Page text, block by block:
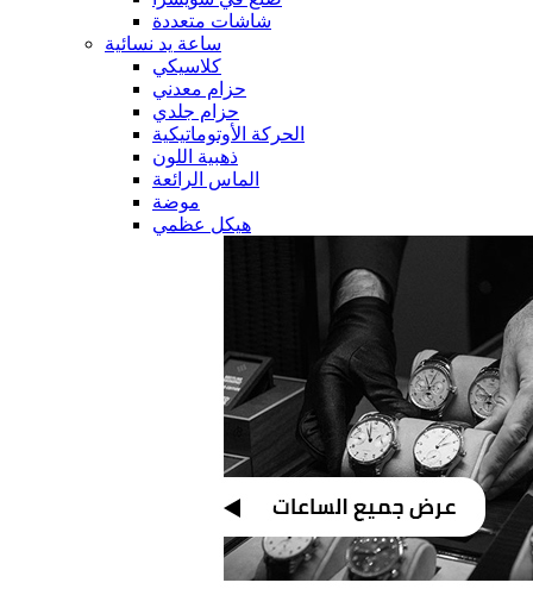
شاشات متعددة
ساعة يد نسائية
كلاسيكي
حزام معدني
حزام جلدي
الحركة الأوتوماتيكية
ذهبية اللون
الماس الرائعة
موضة
هيكل عظمي